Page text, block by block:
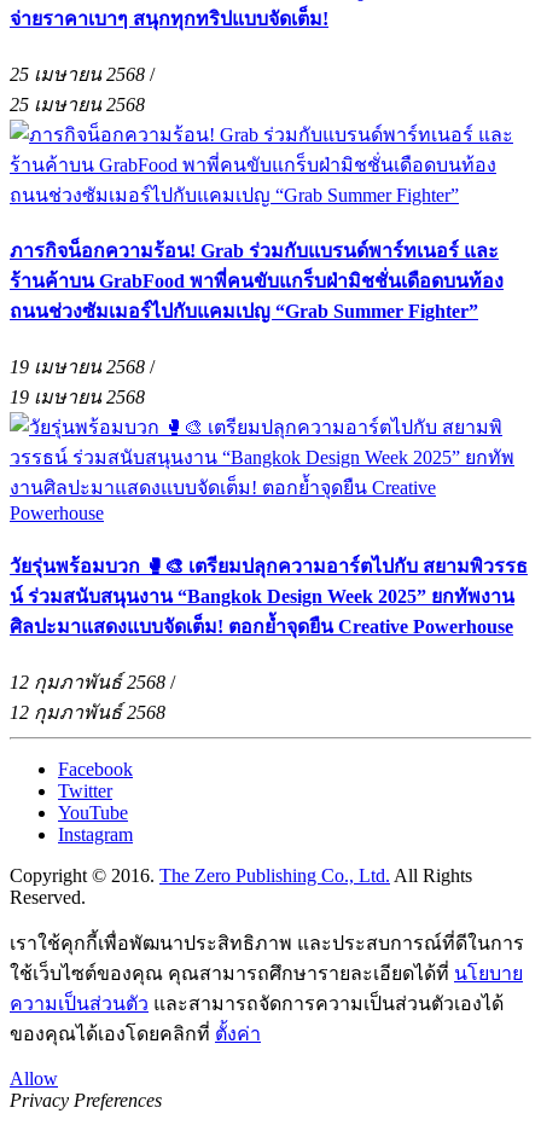
จ่ายราคาเบาๆ สนุกทุกทริปแบบจัดเต็ม!
25 เมษายน 2568 /
25 เมษายน 2568
ภารกิจน็อกความร้อน! Grab ร่วมกับแบรนด์พาร์ทเนอร์ และ
ร้านค้าบน GrabFood พาพี่คนขับแกร็บฝ่ามิชชั่นเดือดบนท้อง
ถนนช่วงซัมเมอร์ไปกับแคมเปญ “Grab Summer Fighter”
19 เมษายน 2568 /
19 เมษายน 2568
วัยรุ่นพร้อมบวก 🥊🎨 เตรียมปลุกความอาร์ตไปกับ สยามพิวรรธ
น์ ร่วมสนับสนุนงาน “Bangkok Design Week 2025” ยกทัพงาน
ศิลปะมาแสดงแบบจัดเต็ม! ตอกย้ำจุดยืน Creative Powerhouse
12 กุมภาพันธ์ 2568 /
12 กุมภาพันธ์ 2568
Facebook
Twitter
YouTube
Instagram
Copyright © 2016. The Zero Publishing Co., Ltd. All Rights
Reserved.
เราใช้คุกกี้เพื่อพัฒนาประสิทธิภาพ และประสบการณ์ที่ดีในการ
ใช้เว็บไซต์ของคุณ คุณสามารถศึกษารายละเอียดได้ที่ นโยบาย
ความเป็นส่วนตัว และสามารถจัดการความเป็นส่วนตัวเองได้
ของคุณได้เองโดยคลิกที่ ตั้งค่า
Allow
Privacy Preferences